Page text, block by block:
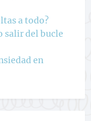
a todo?
salir del bucle
en